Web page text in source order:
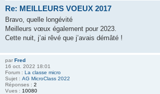
Re: MEILLEURS VOEUX 2017
Bravo, quelle longévité
Meilleurs vœux également pour 2023.
Cette nuit, j’ai rêvé que j’avais démâté !
par Fred
16 oct. 2022 18:01
Forum : La classe micro
Sujet : AG MicroClass 2022
Réponses : 2
Vues : 10080